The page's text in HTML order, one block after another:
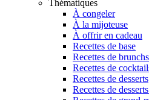
Thématiques
À congeler
À la mijoteuse
À offrir en cadeau
Recettes de base
Recettes de brunchs
Recettes de
Recettes de desserts
Recettes de